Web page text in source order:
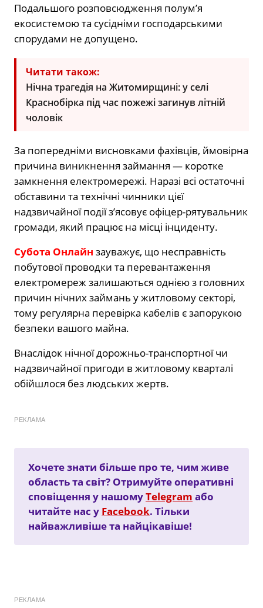
Подальшого розповсюдження полум’я
екосистемою та сусідніми господарськими
спорудами не допущено.
Читати також:
Нічна трагедія на Житомирщині: у селі
Краснобірка під час пожежі загинув літній
чоловік
За попередніми висновками фахівців, ймовірна
причина виникнення займання — коротке
замкнення електромережі. Наразі всі остаточні
обставини та технічні чинники цієї
надзвичайної події з’ясовує офіцер-рятувальник
громади, який працює на місці інциденту.
Субота Онлайн зауважує, що несправність
побутової проводки та перевантаження
електромереж залишаються однією з головних
причин нічних займань у житловому секторі,
тому регулярна перевірка кабелів є запорукою
безпеки вашого майна.
Внаслідок нічної дорожньо-транспортної чи
надзвичайної пригоди в житловому кварталі
обійшлося без людських жертв.
РЕКЛАМА
Хочете знати більше про те, чим живе
область та світ? Отримуйте оперативні
сповіщення у нашомуTelegram або
читайте нас у Facebook. Тільки
найважливіше та найцікавіше!
РЕКЛАМА